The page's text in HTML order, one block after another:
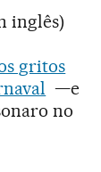
inglês)
gritos
—e
no